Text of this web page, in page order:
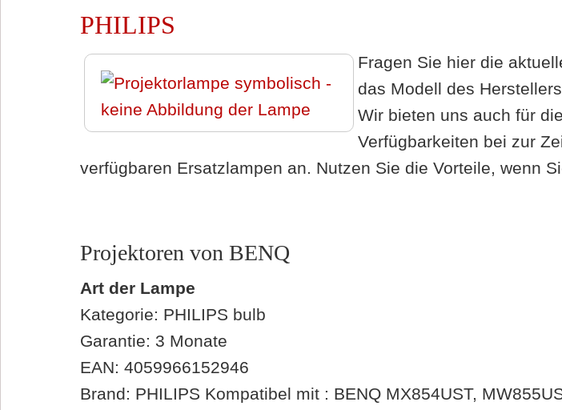
PHILIPS
Fragen Sie hier die
das Modell des
Wir bieten uns auch für
Verfügbarkeiten bei zur
verfügbaren Ersatzlampen an. Nutzen Sie die Vorteile, wenn
Projektoren von BENQ
Art der Lampe
Kategorie: PHILIPS bulb
Garantie: 3 Monate
EAN: 4059966152946
Brand: PHILIPS Kompatibel mit : BENQ MX854UST,